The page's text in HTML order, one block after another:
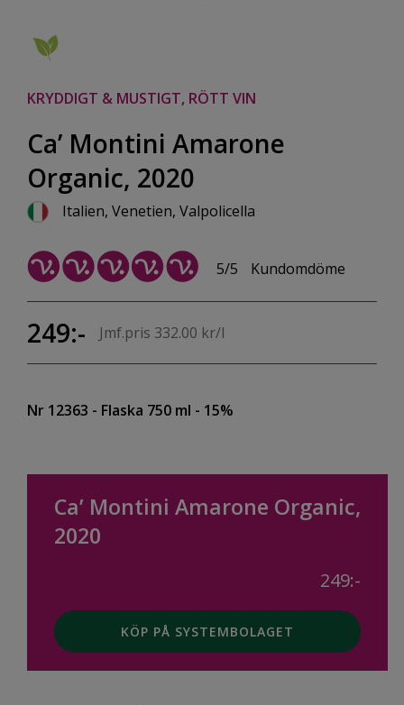
KRYDDIGT & MUSTIGT, RÖTT VIN
Ca’ Montini Amarone
Organic, 2020
Italien, Venetien, Valpolicella
5/5 Kundomdöme
249:- Jmf.pris 332.00 kr/l
Nr 12363 - Flaska 750 ml - 15%
Ca’ Montini Amarone Organic,
2020
249:-
KÖP PÅ SYSTEMBOLAGET